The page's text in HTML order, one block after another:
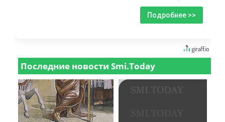
Подробнее >>